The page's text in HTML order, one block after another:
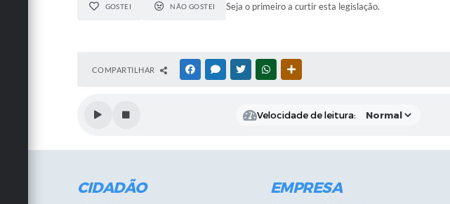
GOSTEI NÃO GOSTEI Seja o primeiro a curtir esta legislação.
COMPARTILHAR FACEBOOKMESSENGER
TWITTERWHATSAPP
Velocidade de leitura:
CIDADÃO EMPRESA